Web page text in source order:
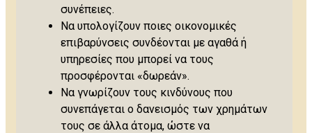
συνέπειες.
Να υπολογίζουν ποιες οικονομικές
επιβαρύνσεις συνδέονται με αγαθά ή
υπηρεσίες που μπορεί να τους
προσφέρονται «δωρεάν».
Να γνωρίζουν τους κινδύνους που
συνεπάγεται ο δανεισμός των χρημάτων
τους σε άλλα άτομα, ώστε να